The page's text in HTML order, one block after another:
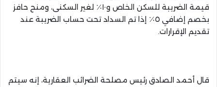
قيمة الضريبة للسكن الخاص و١٠٪؜ لغير السكنى، ومنح حافز
بخصم إضافي ٥٪؜ إذا تم السداد تحت حساب الضريبة عند
تقديم الإقرارات.
قال أحمد الصادق رئيس مصلحة الضرائب العقارية، إنه سيتم